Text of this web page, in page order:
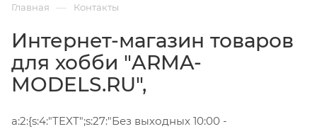
Главная — Контакты
Интернет-магазин товаров
для хобби "ARMA-
MODELS.RU",
a:2:{s:4:"TEXT";s:27:"Без выходных 10:00 -